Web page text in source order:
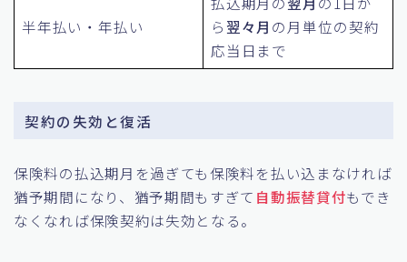
半年払い・年払い
ら 翌々月 の月単位の契約
応当日まで
契約の失効と復活
保険料の払込期月を過ぎても保険料を払い込まなければ
猶予期間になり、猶予期間もすぎて 自動振替貸付もでき
なくなれば保険契約は失効となる。